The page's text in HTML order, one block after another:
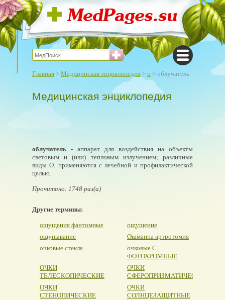
Главная > Медицинская энциклопедия > о > облучатель
Медицинская энциклопедия
облучатель - аппарат для воздействия на объекты
световым и (или) тепловым излучением; различные
виды О. применяются с лечебной и профилактической
целью.
Прочитано: 1748 раз(а)
Другие термины:
ощущения фантомные
ощущение
ощупывание
Ошманна артротомия
очковые стекла
очковые С.
ФОТОХРОМНЫЕ
ОЧКИ
ТЕЛЕСКОПИЧЕСКИЕ
ОЧКИ
СФЕРОПРИЗМАТИЧЕСКИЕ
ОЧКИ
СТЕНОПИЧЕСКИЕ
ОЧКИ
СОЛНЦЕЗАЩИТНЫЕ